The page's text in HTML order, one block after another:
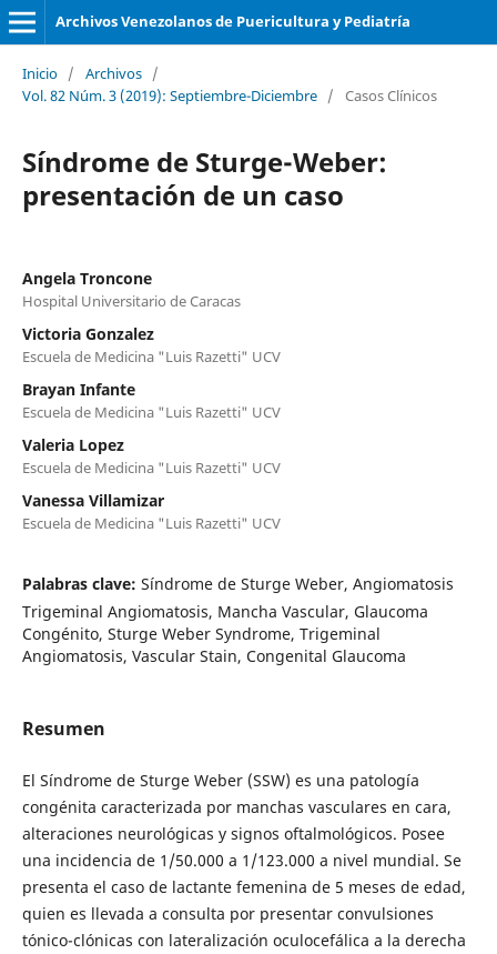
Archivos Venezolanos de Puericultura y Pediatría
Inicio / Archivos /
Vol. 82 Núm. 3 (2019): Septiembre-Diciembre / Casos Clínicos
Síndrome de Sturge-Weber:
presentación de un caso
Angela Troncone
Hospital Universitario de Caracas
Victoria Gonzalez
Escuela de Medicina "Luis Razetti" UCV
Brayan Infante
Escuela de Medicina "Luis Razetti" UCV
Valeria Lopez
Escuela de Medicina "Luis Razetti" UCV
Vanessa Villamizar
Escuela de Medicina "Luis Razetti" UCV
Palabras clave: Síndrome de Sturge Weber, Angiomatosis
Trigeminal Angiomatosis, Mancha Vascular, Glaucoma
Congénito, Sturge Weber Syndrome, Trigeminal
Angiomatosis, Vascular Stain, Congenital Glaucoma
Resumen
El Síndrome de Sturge Weber (SSW) es una patología
congénita caracterizada por manchas vasculares en cara,
alteraciones neurológicas y signos oftalmológicos. Posee
una incidencia de 1/50.000 a 1/123.000 a nivel mundial. Se
presenta el caso de lactante femenina de 5 meses de edad,
quien es llevada a consulta por presentar convulsiones
tónico-clónicas con lateralización oculocefálica a la derecha